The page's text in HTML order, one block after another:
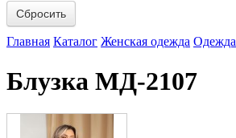
Сбросить
Главная Каталог Женская одежда Одежда
Блузка МД-2107